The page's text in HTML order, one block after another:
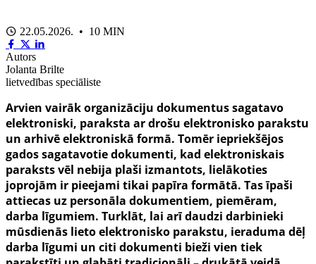
22.05.2026. • 10 MIN
Autors
Jolanta Brilte
lietvedības speciāliste
Arvien vairāk organizāciju dokumentus sagatavo
elektroniski, paraksta ar drošu elektronisko parakstu
un arhivē elektroniskā formā. Tomēr iepriekšējos
gados sagatavotie dokumenti, kad elektroniskais
paraksts vēl nebija plaši izmantots, lielākoties
joprojām ir pieejami tikai papīra formātā. Tas īpaši
attiecas uz personāla dokumentiem, piemēram,
darba līgumiem. Turklāt, lai arī daudzi darbinieki
mūsdienās lieto elektronisko parakstu, ieraduma dēļ
darba līgumi un citi dokumenti bieži vien tiek